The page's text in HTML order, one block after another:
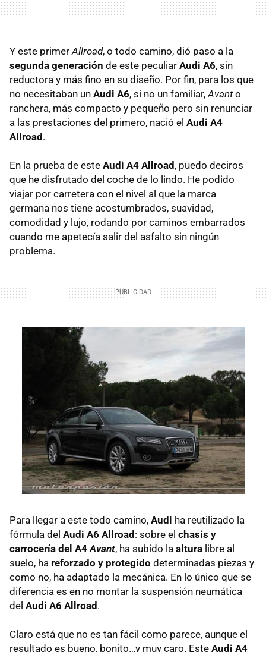
Y este primer Allroad, o todo camino, dió paso a la
segunda generación de este peculiar Audi A6, sin
reductora y más fino en su diseño. Por fin, para los que
no necesitaban un Audi A6, si no un familiar, Avanto
ranchera, más compacto y pequeño pero sin renunciar
a las prestaciones del primero, nació el Audi A4
Allroad.
En la prueba de este Audi A4 Allroad, puedo deciros
que he disfrutado del coche de lo lindo. He podido
viajar por carretera con el nivel al que la marca
germana nos tiene acostumbrados, suavidad,
comodidad y lujo, rodando por caminos embarrados
cuando me apetecía salir del asfalto sin ningún
problema.
Para llegar a este todo camino, Audi ha reutilizado la
fórmula del Audi A6 Allroad : sobre el chasis y
carrocería del A4Avant, ha subido la altura libre al
suelo, ha reforzado y protegido determinadas piezas y
como no, ha adaptado la mecánica. En lo único que se
diferencia es en no montar la suspensión neumática
del Audi A6 Allroad .
Claro está que no es tan fácil como parece, aunque el
resultado es bueno, bonito…y muy caro. Este Audi A4